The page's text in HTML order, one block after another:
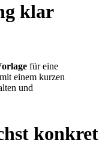
klar
für eine
einem kurzen
und
konkret